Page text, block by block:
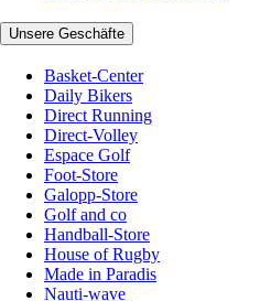
Unsere Geschäfte
Basket-Center
Daily Bikers
Direct Running
Direct-Volley
Espace Golf
Foot-Store
Galopp-Store
Golf and co
Handball-Store
House of Rugby
Made in Paradis
Nauti-wave